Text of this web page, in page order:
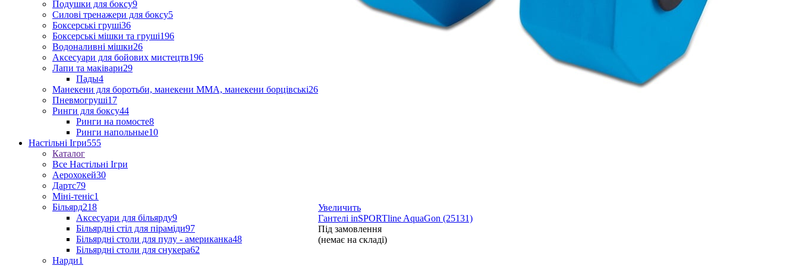
Подушки для боксу9
Силові тренажери для боксу5
Боксерські груші36
Боксерські мішки та груші196
Водоналивні мішки26
Аксесуари для бойових мистецтв196
Лапи та маківари29
Пады4
Манекени для боротьби, манекени ММА, манекени борцівські26
Пневмогруші17
Ринги для боксу44
Ринги на помосте8
Ринги напольные10
Настільні Ігри555
Каталог
Все Настільні Ігри
Аерохокей30
Дартс79
Міні-теніс1
Більярд218
Аксесуари для більярду9
Більярдні стіл для піраміди97
Більярдні столи для пулу - американка48
Більярдні столи для снукера62
Нарди1
Увеличить
Гантелі inSPORTline AquaGon (25131)
Під замовлення
(немає на складі)